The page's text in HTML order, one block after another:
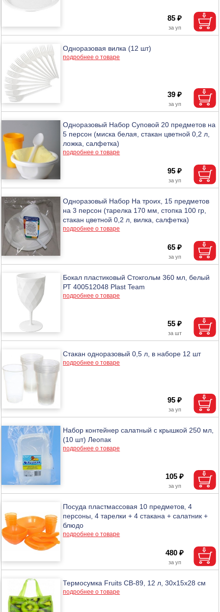
85 ₽
Одноразовая вилка (12 шт)
подробнее о товаре
39 ₽
Одноразовый Набор Суповой 20 предметов на
5 персон (миска белая, стакан цветной 0,2 л,
ложка, салфетка)
подробнее о товаре
95 ₽
Одноразовый Набор На троих, 15 предметов
на 3 персон (тарелка 170 мм, стопка 100 гр,
стакан цветной 0,2 л, вилка, салфетка)
подробнее о товаре
65 ₽
Бокал пластиковый Стокгольм 360 мл, белый
РТ 400512048 Plast Team
подробнее о товаре
55 ₽
Стакан одноразовый 0,5 л, в наборе 12 шт
подробнее о товаре
95 ₽
Набор контейнер салатный с крышкой 250 мл,
(10 шт) Леопак
подробнее о товаре
105 ₽
Посуда пластмассовая 10 предметов, 4
персоны, 4 тарелки + 4 стакана + салатник +
блюдо
подробнее о товаре
480 ₽
Термосумка Fruits CB-89, 12 л, 30х15х28 см
подробнее о товаре